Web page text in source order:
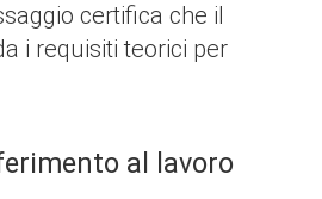
certifica che il
i requisiti teorici per
al lavoro